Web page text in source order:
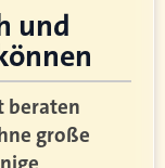
und
beraten
große